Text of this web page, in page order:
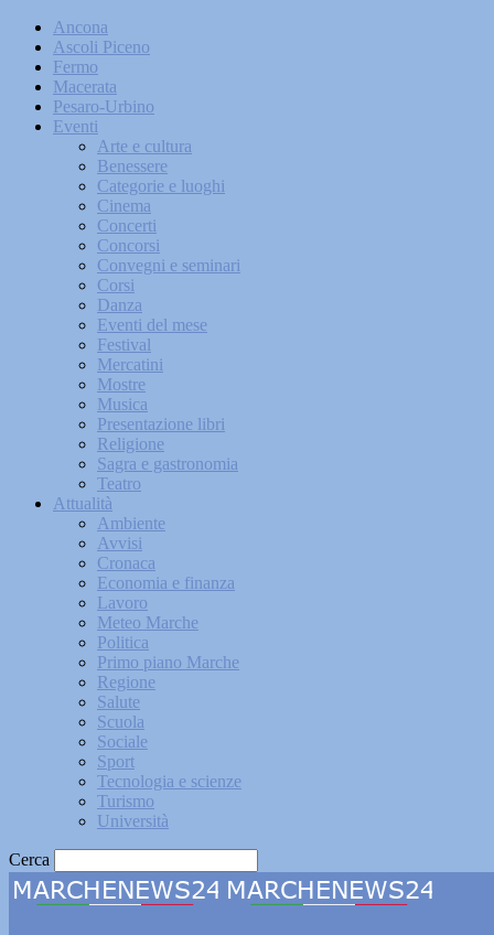
Ancona
Ascoli Piceno
Fermo
Macerata
Pesaro-Urbino
Eventi
Arte e cultura
Benessere
Categorie e luoghi
Cinema
Concerti
Concorsi
Convegni e seminari
Corsi
Danza
Eventi del mese
Festival
Mercatini
Mostre
Musica
Presentazione libri
Religione
Sagra e gastronomia
Teatro
Attualità
Ambiente
Avvisi
Cronaca
Economia e finanza
Lavoro
Meteo Marche
Politica
Primo piano Marche
Regione
Salute
Scuola
Sociale
Sport
Tecnologia e scienze
Turismo
Università
Cerca